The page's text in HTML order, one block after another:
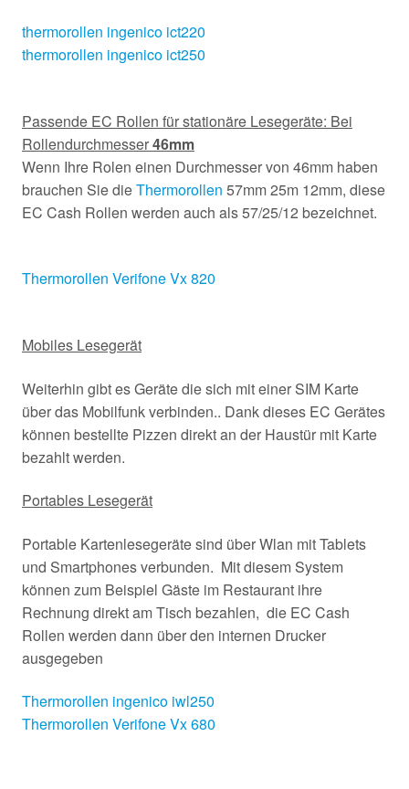
thermorollen ingenico ict220
thermorollen ingenico ict250
Passende EC Rollen für stationäre Lesegeräte: Bei
Rollendurchmesser46mm
Wenn Ihre Rolen einen Durchmesser von 46mm haben
brauchen Sie dieThermorollen 57mm 25m 12mm, diese
EC Cash Rollen werden auch als 57/25/12 bezeichnet.
Thermorollen Verifone Vx 820
Mobiles Lesegerät
Weiterhin gibt es Geräte die sich mit einer SIM Karte
über das Mobilfunk verbinden.. Dank dieses EC Gerätes
können bestellte Pizzen direkt an der Haustür mit Karte
bezahlt werden.
Portables Lesegerät
Portable Kartenlesegeräte sind über Wlan mit Tablets
und Smartphones verbunden. Mit diesem System
können zum Beispiel Gäste im Restaurant ihre
Rechnung direkt am Tisch bezahlen, die EC Cash
Rollen werden dann über den internen Drucker
ausgegeben
Thermorollen ingenico iwl250
Thermorollen Verifone Vx 680